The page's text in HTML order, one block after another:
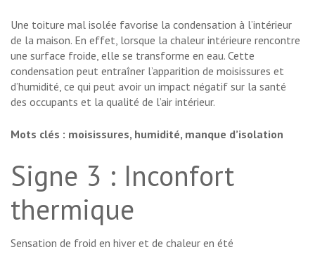
Une toiture mal isolée favorise la condensation à l’intérieur
de la maison. En effet, lorsque la chaleur intérieure rencontre
une surface froide, elle se transforme en eau. Cette
condensation peut entraîner l’apparition de moisissures et
d’humidité, ce qui peut avoir un impact négatif sur la santé
des occupants et la qualité de l’air intérieur.
Mots clés : moisissures, humidité, manque d’isolation
Signe 3 : Inconfort
thermique
Sensation de froid en hiver et de chaleur en été